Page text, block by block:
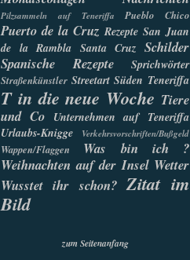
Pilzsammeln auf Teneriffa Pueblo Chico
Puerto de la Cruz Rezepte San Juan
de la Rambla Santa Cruz Schilder
Spanische Rezepte
Sprichwörter
Straßenkünstler Streetart Süden Teneriffa
T in die neue Woche Tiere
und Co
Unternehmen auf Teneriffa
Urlaubs-Knigge
Verkehrsvorschriften/Bußgeld
Wappen/Flaggen
Was bin ich ?
Weihnachten auf der Insel Wetter
Wusstet ihr schon? Zitat im
Bild
zum Seitenanfang